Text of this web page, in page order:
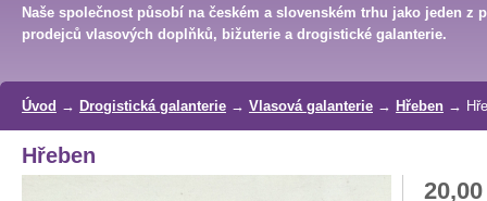
Naše společnost působí na českém a slovenském trhu jako jeden z
prodejců vlasových doplňků, bižuterie a drogistické galanterie.
Úvod → Drogistická galanterie → Vlasová galanterie → Hřeben →
Hřeben